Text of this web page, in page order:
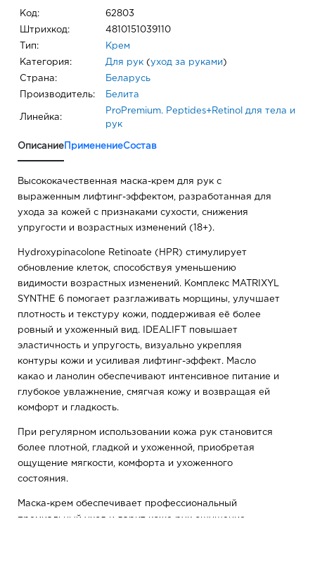
Код: 62803
Штрихкод: 4810151039110
Тип: Крем
Категория: Для рук ( уход за руками )
Страна: Беларусь
Производитель: Белита
Линейка:
ProPremium. Peptides+Retinol для тела и
рук
Описание ПрименениеСостав
Высококачественная маска-крем для рук с
выраженным лифтинг-эффектом, разработанная для
ухода за кожей с признаками сухости, снижения
упругости и возрастных изменений (18+).
Hydroxypinacolone Retinoate (HPR) стимулирует
обновление клеток, способствуя уменьшению
видимости возрастных изменений. Комплекс MATRIXYL
SYNTHE 6 помогает разглаживать морщины, улучшает
плотность и текстуру кожи, поддерживая её более
ровный и ухоженный вид. IDEALIFT повышает
эластичность и упругость, визуально укрепляя
контуры кожи и усиливая лифтинг-эффект. Масло
какао и ланолин обеспечивают интенсивное питание и
глубокое увлажнение, смягчая кожу и возвращая ей
комфорт и гладкость.
При регулярном использовании кожа рук становится
более плотной, гладкой и ухоженной, приобретая
ощущение мягкости, комфорта и ухоженного
состояния.
Маска-крем обеспечивает профессиональный
премиальный уход и дарит коже рук ощущение